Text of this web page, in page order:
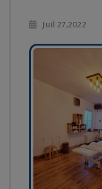
Juil 27,2022